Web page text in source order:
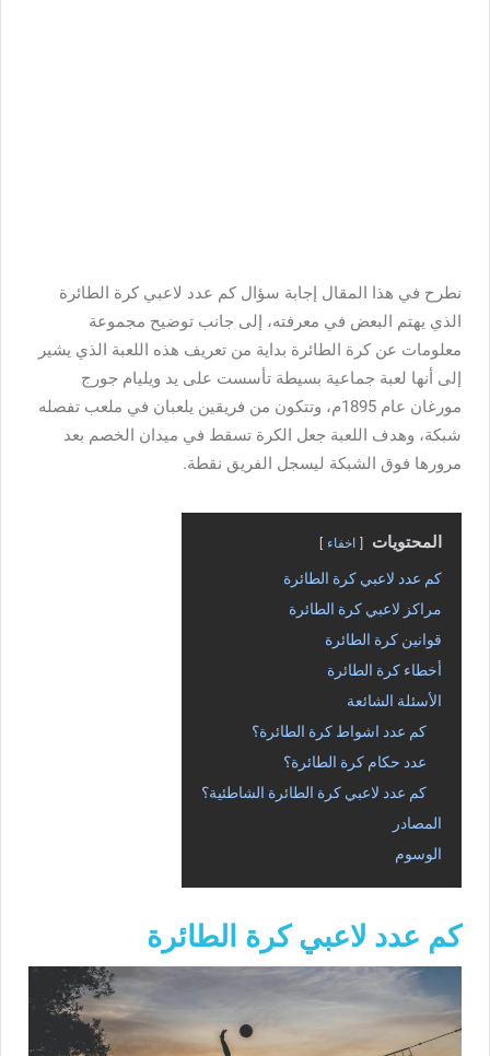
نطرح في هذا المقال إجابة سؤال كم عدد لاعبي كرة الطائرة
الذي يهتم البعض في معرفته، إلى جانب توضيح مجموعة
معلومات عن كرة الطائرة بداية من تعريف هذه اللعبة الذي يشير
إلى أنها لعبة جماعية بسيطة تأسست على يد ويليام جورج
مورغان عام 1895م، وتتكون من فريقين يلعبان في ملعب تفصله
شبكة، وهدف اللعبة جعل الكرة تسقط في ميدان الخصم بعد
مرورها فوق الشبكة ليسجل الفريق نقطة.
المحتويات اخفاء
كم عدد لاعبي كرة الطائرة
مراكز لاعبي كرة الطائرة
قوانين كرة الطائرة
أخطاء كرة الطائرة
الأسئلة الشائعة
كم عدد اشواط كرة الطائرة؟
عدد حكام كرة الطائرة؟
كم عدد لاعبي كرة الطائرة الشاطئية؟
المصادر
الوسوم
كم عدد لاعبي كرة الطائرة